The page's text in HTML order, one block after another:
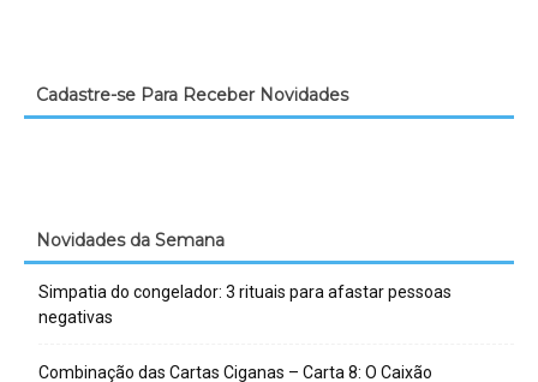
Cadastre-se Para Receber Novidades
Novidades da Semana
Simpatia do congelador: 3 rituais para afastar pessoas
negativas
Combinação das Cartas Ciganas – Carta 8: O Caixão